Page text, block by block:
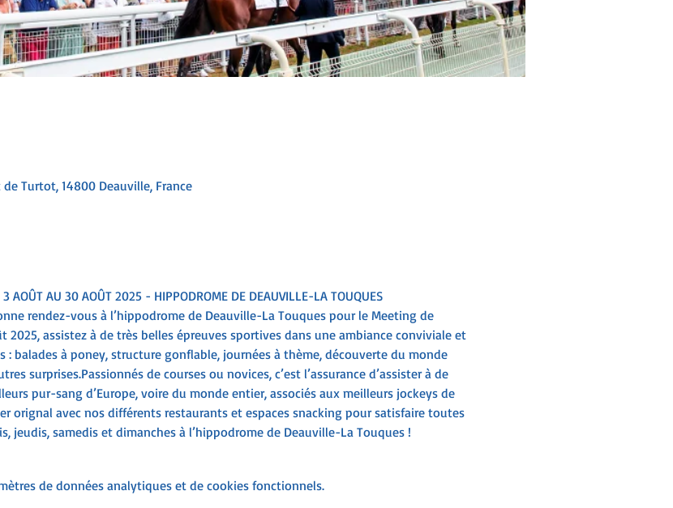
Turtot, 14800 Deauville, France
AOÛT AU 30 AOÛT 2025 - HIPPODROME DE DEAUVILLE-LA TOUQUES
rendez-vous à l’hippodrome de Deauville-La Touques pour le Meeting de
2025, assistez à de très belles épreuves sportives dans une ambiance conviviale et
balades à poney, structure gonflable, journées à thème, découverte du monde
surprises.Passionnés de courses ou novices, c’est l’assurance d’assister à de
pur-sang d’Europe, voire du monde entier, associés aux meilleurs jockeys de
orignal avec nos différents restaurants et espaces snacking pour satisfaire toutes
jeudis, samedis et dimanches à l’hippodrome de Deauville-La Touques !
de données analytiques et de cookies fonctionnels.